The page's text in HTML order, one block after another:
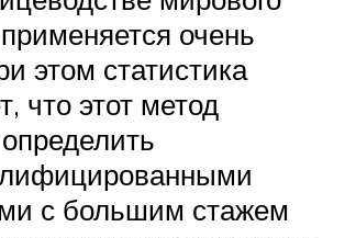
очень
этом статистика
что этот метод
с большим стажем